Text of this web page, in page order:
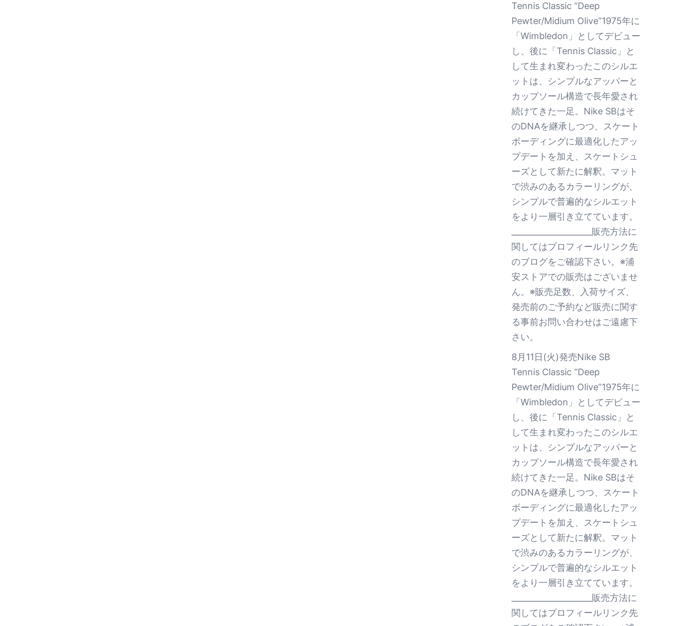
Tennis Classic “Deep
Pewter/Midium Olive”1975年に
「Wimbledon」としてデビュー
し、後に「Tennis Classic」と
して生まれ変わったこのシルエ
ットは、シンプルなアッパーと
カップソール構造で長年愛され
続けてきた一足。Nike SBはそ
のDNAを継承しつつ、スケート
ボーディングに最適化したアッ
プデートを加え、スケートシュ
ーズとして新たに解釈。マット
で渋みのあるカラーリングが、
シンプルで普遍的なシルエット
をより一層引き立てています。
____________________販売方法に
関してはプロフィールリンク先
のブログをご確認下さい。※浦
安ストアでの販売はございませ
ん。※販売足数、入荷サイズ、
発売前のご予約など販売に関す
る事前お問い合わせはご遠慮下
さい。
8月11日(火)発売Nike SB
Tennis Classic “Deep
Pewter/Midium Olive”1975年に
「Wimbledon」としてデビュー
し、後に「Tennis Classic」と
して生まれ変わったこのシルエ
ットは、シンプルなアッパーと
カップソール構造で長年愛され
続けてきた一足。Nike SBはそ
のDNAを継承しつつ、スケート
ボーディングに最適化したアッ
プデートを加え、スケートシュ
ーズとして新たに解釈。マット
で渋みのあるカラーリングが、
シンプルで普遍的なシルエット
をより一層引き立てています。
____________________販売方法に
関してはプロフィールリンク先